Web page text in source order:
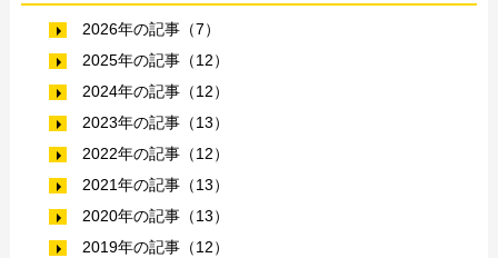
2026年の記事（7）
2025年の記事（12）
2024年の記事（12）
2023年の記事（13）
2022年の記事（12）
2021年の記事（13）
2020年の記事（13）
2019年の記事（12）